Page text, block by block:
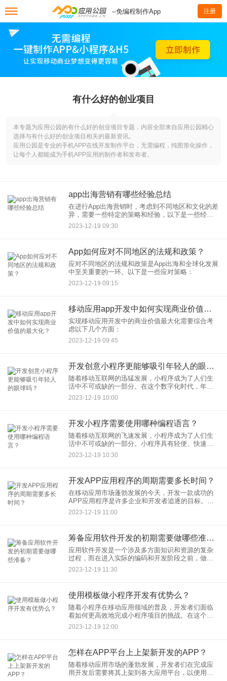
--免编程制作App 注册
有什么好的创业项目
本专题为应用公园的有什么好的创业项目专题，内容全部来自应用公园精心
选择与有什么好的创业项目相关的最新资讯。
应用公园是专业的手机APP在线开发制作平台，无需编程，纯图形化操作，
让每个人都能成为手机APP应用的制作者和发布者。
app出海营销有哪些经验总结
在进行App出海营销时，考虑到不同地区和文化的差
异，需要一些特定的策略和经验，以下是一些经验
总结：
2023-12-19 09:30
App如何应对不同地区的法规和政策？
应对不同地区的法规和政策是App出海和全球化发展
中至关重要的一环。以下是一些应对策略：
2023-12-19 09:15
移动应用app开发中如何实现商业价值的最大化？
实现移动应用开发中的商业价值最大化需要综合考
虑以下几个方面：
2023-12-19 09:45
开发创意小程序更能够吸引年轻人的眼球吗？
随着移动互联网的迅猛发展，小程序成为了人们生
活中不可或缺的一部分。在这个数字化时代，年轻
人群体是最活跃、最具创意和消费力的一群人。因
此，开发创意小程序是否能更好地吸引年轻人的眼
2023-12-19 10:00
开发小程序需要使用哪种编程语言？
随着移动互联网的飞速发展，小程序成为了人们生
活中不可或缺的一部分。小程序具有轻便、快速、
跨平台等优势，但在开发小程序时，选择合适的编
程语言是至关重要的一步。不同的小程序平台可能
2023-12-19 10:30
开发APP应用程序的周期需要多长时间？
在移动应用市场蓬勃发展的今天，开发一款成功的
APP应用程序是许多企业和开发者追逐的目标。然
而，关于APP开发周期的问题却并非简单可答，因
为它受到多种因素的影响。下面将探讨一些可能影
2023-12-19 11:00
筹备应用软件开发的初期需要做哪些准备？
应用软件开发是一个涉及多方面知识和资源的复杂
过程，而在进入实际的编码和开发阶段之前，做好
充分的初期准备工作是确保项目成功的关键。以下
是在筹备应用软件开发初期需要考虑和准备的关键
2023-12-19 11:30
使用模板做小程序开发有优势么？
随着小程序在移动应用领域的普及，开发者们面临
着如何更高效地完成小程序项目的挑战。在这个背
景下，使用模板进行小程序开发成为了一个备受关
注的话题。那么，使用模板做小程序开发是否具有
2023-12-19 12:00
怎样在APP平台上上架新开发的APP？
随着移动应用市场的蓬勃发展，开发者们在完成应
用开发后需要将其上架到各大应用平台，以便用户